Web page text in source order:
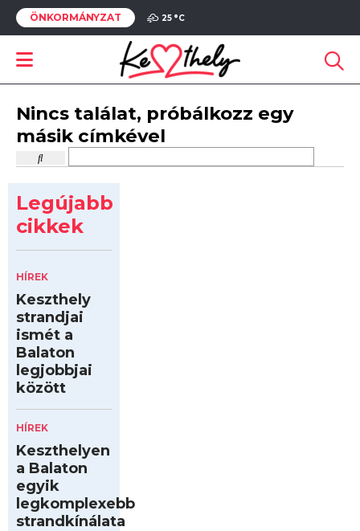
ÖNKORMÁNYZAT 25 °C
Nincs találat, próbálkozz egy
másik címkével
Legújabb
cikkek
HÍREK
Keszthely
strandjai
ismét a
Balaton
legjobbjai
között
HÍREK
Keszthelyen
a Balaton
egyik
legkomplexebb
strandkínálata